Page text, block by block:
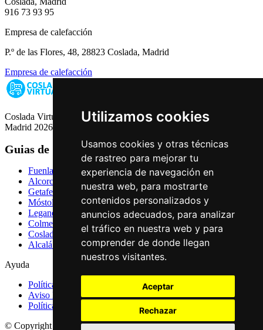
Utilizamos cookies
Usamos cookies y otras técnicas
de rastreo para mejorar tu
experiencia de navegación en
nuestra web, para mostrarte
contenidos personalizados y
anuncios adecuados, para analizar
el tráfico en nuestra web y para
comprender de donde llegan
nuestros visitantes.
Aceptar
Rechazar
916 73 93 95
Empresa de calefacción
P.º de las Flores, 48, 28823 Coslada, Madrid
Empresa de calefacción
Coslada Virtual: Guia de Empresas, Ocio y Servicios de Coslada,
Madrid 2026
Guias de Ciudades
Fuenlabrada
Alcorcón
Getafe
Móstoles
Leganés
Colmenar Viejo
Coslada
Alcalá de Henares
Ayuda
Política de Privacidad
Aviso Legal
Política de Cookies
© Copyright 2026 Palike Networks, S.L.U.